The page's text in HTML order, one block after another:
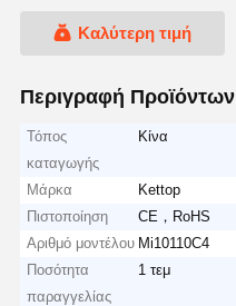
Καλύτερη τιμή
Περιγραφή Προϊόντων
Τόπος
καταγωγής
Κίνα
Μάρκα
Kettop
Πιστοποίηση
CE，RoHS
Αριθμό μοντέλου Mi10110C4
Ποσότητα
παραγγελίας
1 τεμ